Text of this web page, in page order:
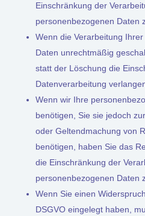
Einschränkung der
personenbezogenen Daten
Wenn die Verarbeitung
Daten unrechtmäßig
statt der Löschung die
Datenverarbeitung
Wenn wir Ihre
benötigen, Sie sie jedoch
oder Geltendmachung von
benötigen, haben Sie das
die Einschränkung der
personenbezogenen Daten
Wenn Sie einen
DSGVO eingelegt haben,